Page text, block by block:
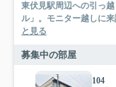
東伏見駅周辺への引っ
ル」。モニター越しに
と見る
募集中の部屋
104